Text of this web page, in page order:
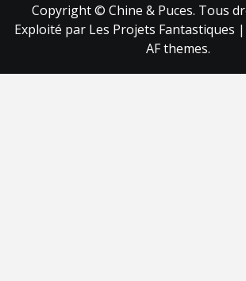
Copyright © Chine & Puces. Tous
Exploité par Les Projets Fantastiques |
AF themes.